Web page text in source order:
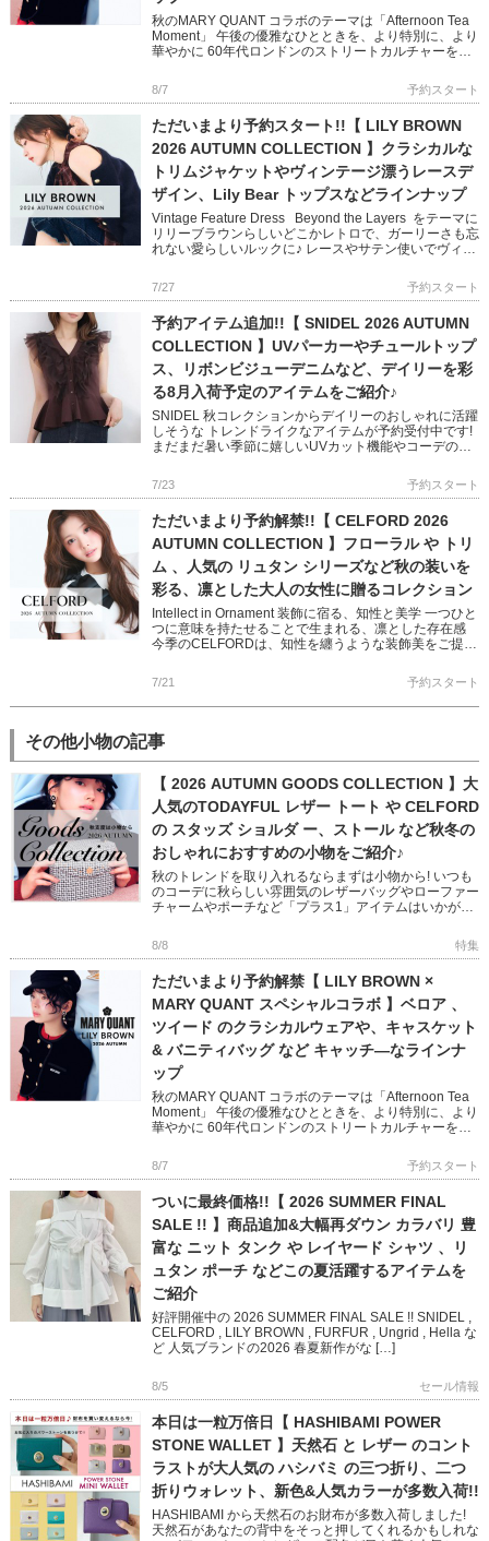
秋のMARY QUANT コラボのテーマは「Afternoon Tea
Moment」 午後の優雅なひとときを、より特別に、より
華やかに 60年代ロンドンのストリートカルチャーを象
8/7 予約スタート
ただいまより予約スタート!!【 LILY BROWN
2026 AUTUMN COLLECTION 】クラシカルな
トリムジャケットやヴィンテージ漂うレースデ
ザイン、Lily Bear トップスなどラインナップ
Vintage Feature Dress Beyond the Layers をテーマに
リリーブラウンらしいどこかレトロで、ガーリーさも忘
れない愛らしいルックに♪ レースやサテン使いでヴィン
7/27 予約スタート
予約アイテム追加!!【 SNIDEL 2026 AUTUMN
COLLECTION 】UVパーカーやチュールトップ
ス、リボンビジューデニムなど、デイリーを彩
る8月入荷予定のアイテムをご紹介♪
SNIDEL 秋コレクションからデイリーのおしゃれに活躍
しそうな トレンドライクなアイテムが予約受付中です!
まだまだ暑い季節に嬉しいUVカット機能やコーデの主
7/23 予約スタート
ただいまより予約解禁!!【 CELFORD 2026
AUTUMN COLLECTION 】フローラル や トリ
ム 、人気の リュタン シリーズなど秋の装いを
彩る、凛とした大人の女性に贈るコレクション
Intellect in Ornament 装飾に宿る、知性と美学 一つひと
つに意味を持たせることで生まれる、凛とした存在感
今季のCELFORDは、知性を纏うような装飾美をご提案
7/21 予約スタート
その他小物の記事
【 2026 AUTUMN GOODS COLLECTION 】大
人気のTODAYFUL レザー トート や CELFORD
の スタッズ ショルダ ー、ストール など秋冬の
おしゃれにおすすめの小物をご紹介♪
秋のトレンドを取り入れるならまずは小物から! いつも
のコーデに秋らしい雰囲気のレザーバッグやローファー
チャームやポーチなど「プラス1」アイテムはいかがで
8/8 特集
ただいまより予約解禁【 LILY BROWN ×
MARY QUANT スペシャルコラボ 】ベロア 、
ツイード のクラシカルウェアや、キャスケット
& バニティバッグ など キャッチ―なラインナ
ップ
秋のMARY QUANT コラボのテーマは「Afternoon Tea
Moment」 午後の優雅なひとときを、より特別に、より
華やかに 60年代ロンドンのストリートカルチャーを象
8/7 予約スタート
ついに最終価格!!【 2026 SUMMER FINAL
SALE !! 】商品追加&大幅再ダウン カラバリ 豊
富な ニット タンク や レイヤード シャツ 、リ
ュタン ポーチ などこの夏活躍するアイテムを
ご紹介
好評開催中の 2026 SUMMER FINAL SALE !! SNIDEL ,
CELFORD , LILY BROWN , FURFUR , Ungrid , Hella な
ど 人気ブランドの2026 春夏新作がな […]
8/5 セール情報
本日は一粒万倍日【 HASHIBAMI POWER
STONE WALLET 】天然石 と レザー のコント
ラストが大人気の ハシバミ の三つ折り、二つ
折りウォレット、新色&人気カラーが多数入荷!!
HASHIBAMI から天然石のお財布が多数入荷しました!
天然石があなたの背中をそっと押してくれるかもしれな